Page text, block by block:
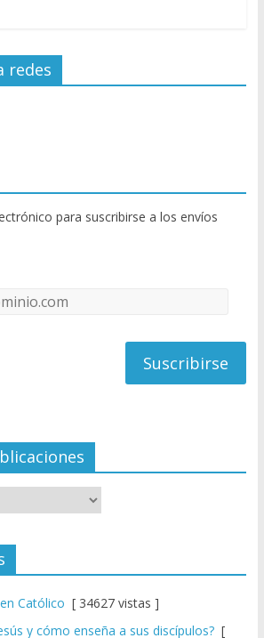
redes
para suscribirse a los envíos
Católico [ 34627 vistas ]
y cómo enseña a sus discípulos?[